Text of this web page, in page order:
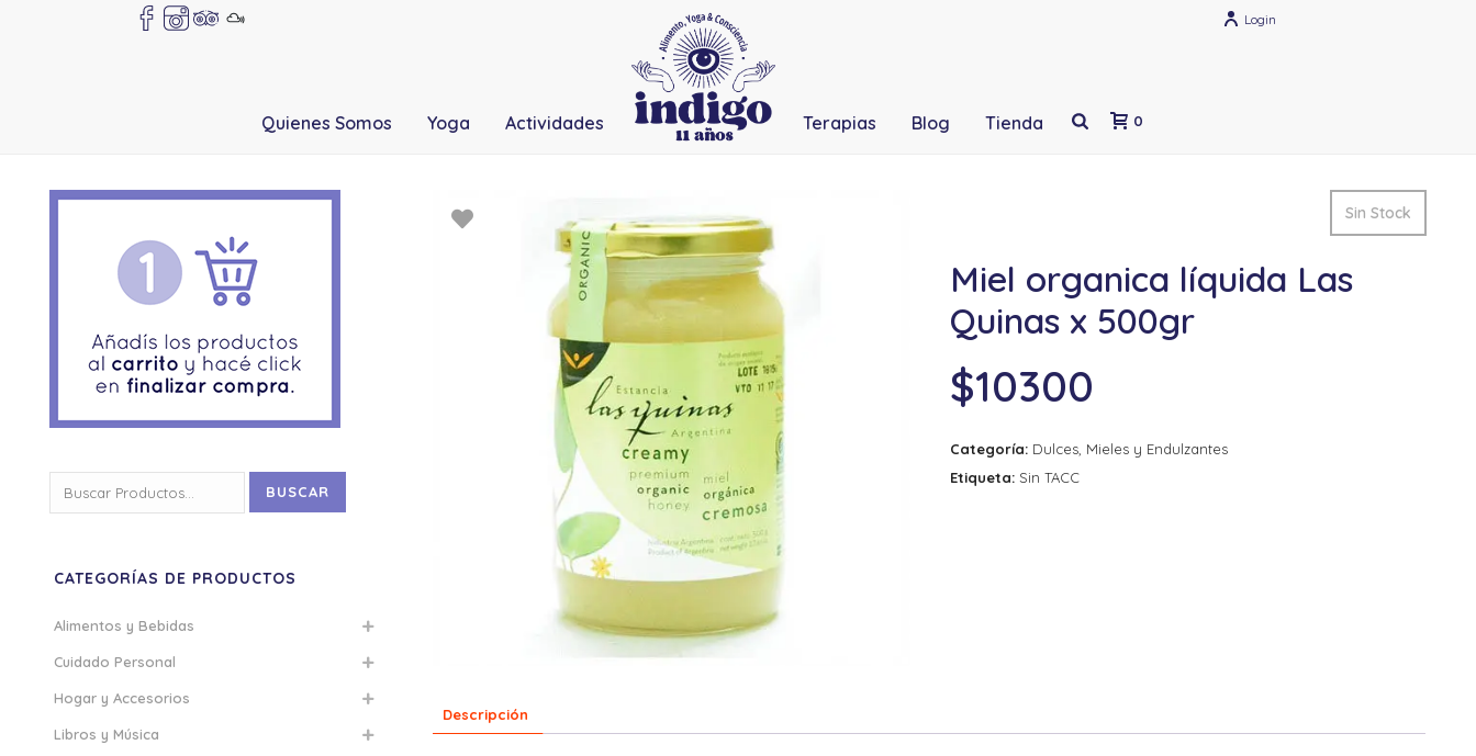
Login
Quienes Somos Yoga Actividades Terapias Blog Tienda 0
Sin Stock
Miel organica líquida Las
Quinas x 500gr
$10300
Categoría: Dulces, Mieles y Endulzantes
Etiqueta: Sin TACC
Descripción
por:
BUSCAR
CATEGORÍAS DE PRODUCTOS
Alimentos y Bebidas
Cuidado Personal
Hogar y Accesorios
Libros y Música